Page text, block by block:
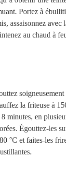
Portez à
assaisonnez avec
au chaud à
la friteuse à
8 minutes, en
Égouttez-les
°C et faites-les